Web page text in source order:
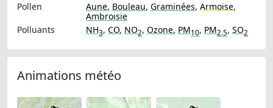
Pollen
Aune, Bouleau, Graminées, Armoise,
Ambroisie
Polluants
NH3, CO, NO2, Ozone, PM10, PM2.5, SO2
Animations météo